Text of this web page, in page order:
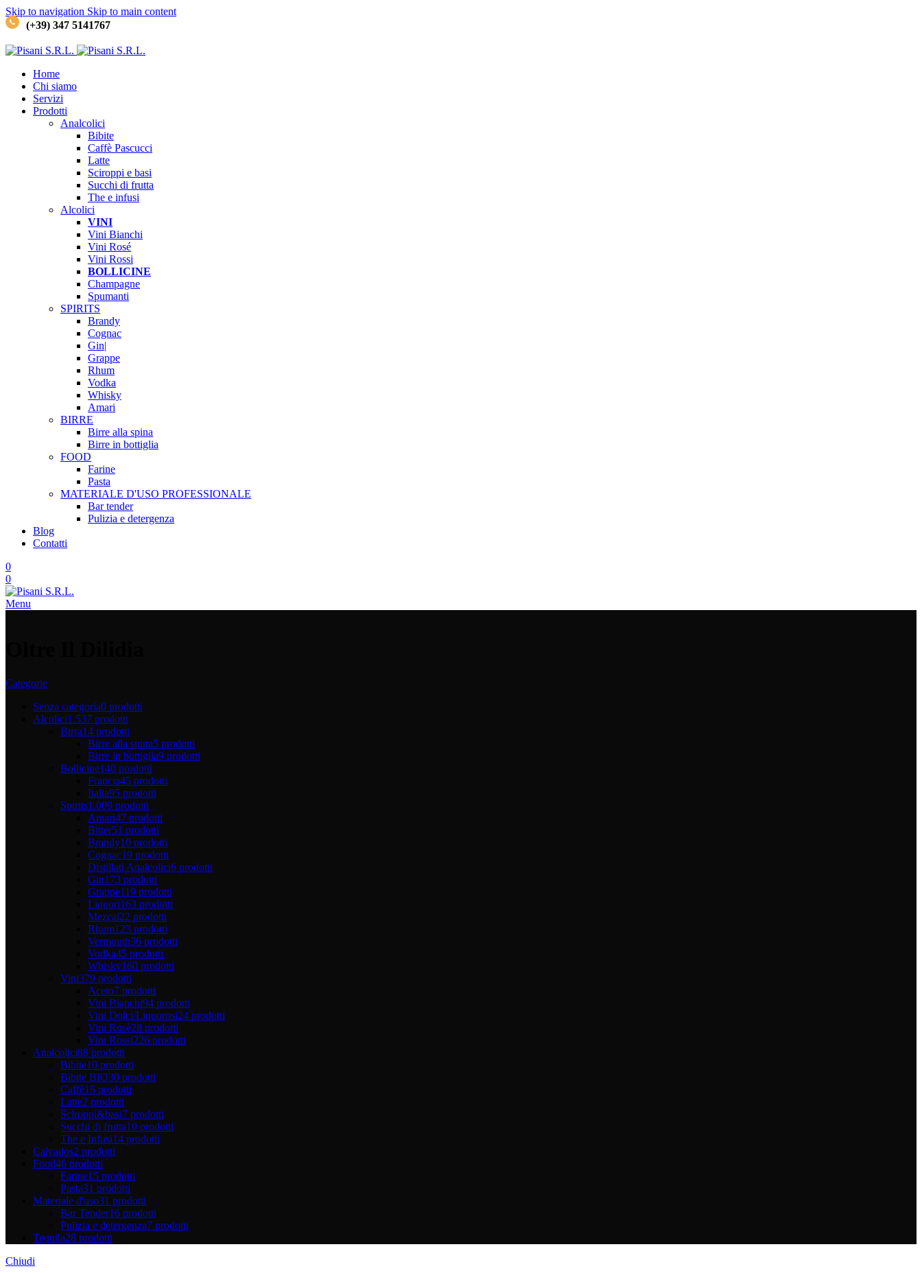
Skip to navigation Skip to main content
(+39) 347 5141767
Home
Chi siamo
Servizi
Prodotti
Analcolici
Bibite
Caffè Pascucci
Latte
Sciroppi e basi
Succhi di frutta
The e infusi
Alcolici
VINI
Vini Bianchi
Vini Rosé
Vini Rossi
BOLLICINE
Champagne
Spumanti
SPIRITS
Brandy
Cognac
Gin|
Grappe
Rhum
Vodka
Whisky
Amari
BIRRE
Birre alla spina
Birre in bottiglia
FOOD
Farine
Pasta
MATERIALE D'USO PROFESSIONALE
Bar tender
Pulizia e detergenza
Blog
Contatti
0
0
Menu
Categorie
Senza categoria0 prodotti
Alcolici1.537 prodotti
Birra14 prodotti
Birre alla spina5 prodotti
Birre in bottiglia9 prodotti
Bollicine140 prodotti
Francia45 prodotti
Italia95 prodotti
Spirits1.009 prodotti
Amari47 prodotti
Bitter51 prodotti
Brandy10 prodotti
Cognac19 prodotti
Distillati Analcolici6 prodotti
Gin173 prodotti
Grappe119 prodotti
Liquori163 prodotti
Mezcal22 prodotti
Rhum123 prodotti
Vermouth36 prodotti
Vodka45 prodotti
Whisky160 prodotti
Vini379 prodotti
Aceto7 prodotti
Vini Bianchi94 prodotti
Vini Dolci/Liquorosi24 prodotti
Vini Rosè28 prodotti
Vini Rossi226 prodotti
Analcolici88 prodotti
Bibite10 prodotti
Bibite BIO30 prodotti
Caffè15 prodotti
Latte2 prodotti
Sciroppi&basi7 prodotti
Succhi di frutta10 prodotti
The e Infusi14 prodotti
Calvados2 prodotti
Food46 prodotti
Farine15 prodotti
Pasta31 prodotti
Materiale d'uso31 prodotti
Bar Tender16 prodotti
Pulizia e detergenza7 prodotti
Tequila28 prodotti
Chiudi